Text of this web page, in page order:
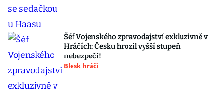
Šéf Vojenského zpravodajství exkluzivně v
Hráčích: Česku hrozil vyšší stupeň
nebezpečí!
Blesk hráči